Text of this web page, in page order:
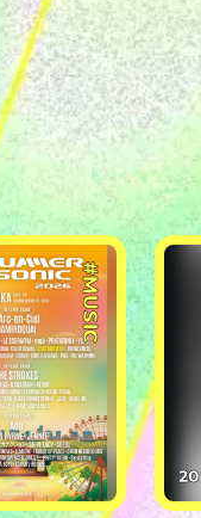
#MUSIC